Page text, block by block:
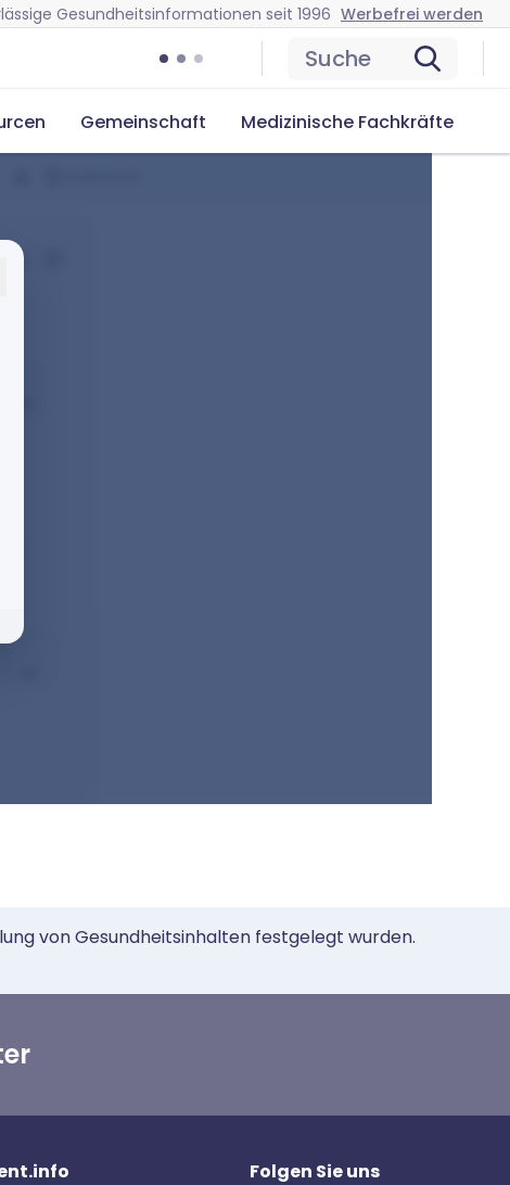
Gesundheitsinformationen seit 1996 Werbefrei werden
Suche
Gemeinschaft Medizinische Fachkräfte
von Gesundheitsinhalten festgelegt wurden.
Folgen Sie uns